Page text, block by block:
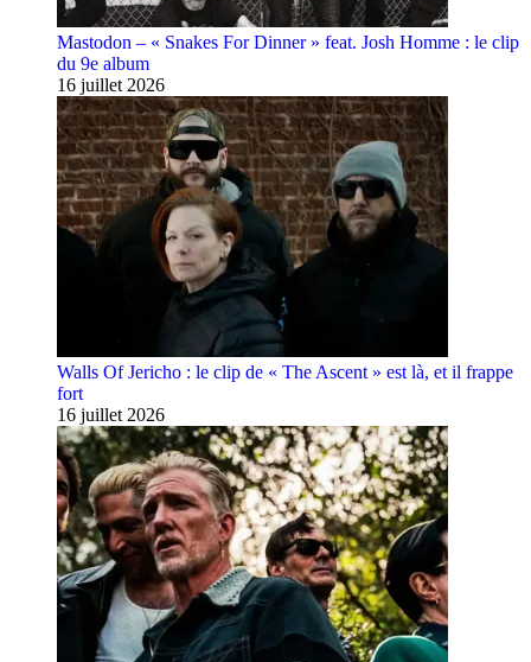
Mastodon – « Snakes For Dinner » feat. Josh Homme : le clip
du 9e album
16 juillet 2026
Walls Of Jericho : le clip de « The Ascent » est là, et il frappe
fort
16 juillet 2026